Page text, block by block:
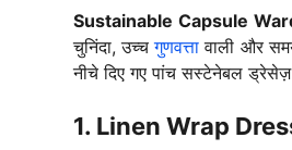
Sustainable Capsule
चुनिंदा, उच्चगुणवत्ता वाली और
नीचे दिए गए पांच सस्टेनेबल
1. Linen Wrap Dress